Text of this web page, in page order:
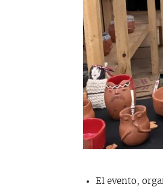
El evento,